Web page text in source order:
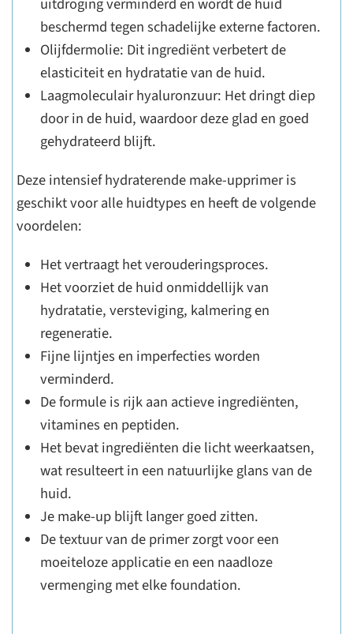
beschermd tegen schadelijke externe factoren.
Olijfdermolie: Dit ingrediënt verbetert de
elasticiteit en hydratatie van de huid.
Laagmoleculair hyaluronzuur: Het dringt diep
door in de huid, waardoor deze glad en goed
gehydrateerd blijft.
Deze intensief hydraterende make-upprimer is
geschikt voor alle huidtypes en heeft de volgende
voordelen:
Het vertraagt het verouderingsproces.
Het voorziet de huid onmiddellijk van
hydratatie, versteviging, kalmering en
regeneratie.
Fijne lijntjes en imperfecties worden
verminderd.
De formule is rijk aan actieve ingrediënten,
vitamines en peptiden.
Het bevat ingrediënten die licht weerkaatsen,
wat resulteert in een natuurlijke glans van de
huid.
Je make-up blijft langer goed zitten.
De textuur van de primer zorgt voor een
moeiteloze applicatie en een naadloze
vermenging met elke foundation.